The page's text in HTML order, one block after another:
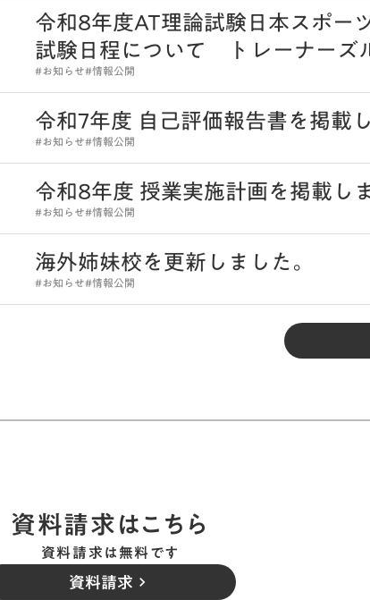
令和8年度AT理論試験日本スポー
試験日程について トレーナーズ
#お知らせ#情報公開
令和7年度 自己評価報告書を掲載
#お知らせ#情報公開
令和8年度 授業実施計画を掲載し
#お知らせ#情報公開
海外姉妹校を更新しました。
#お知らせ#情報公開
資料請求はこちら
資料請求は無料です
資料請求 keyboard_arrow_right